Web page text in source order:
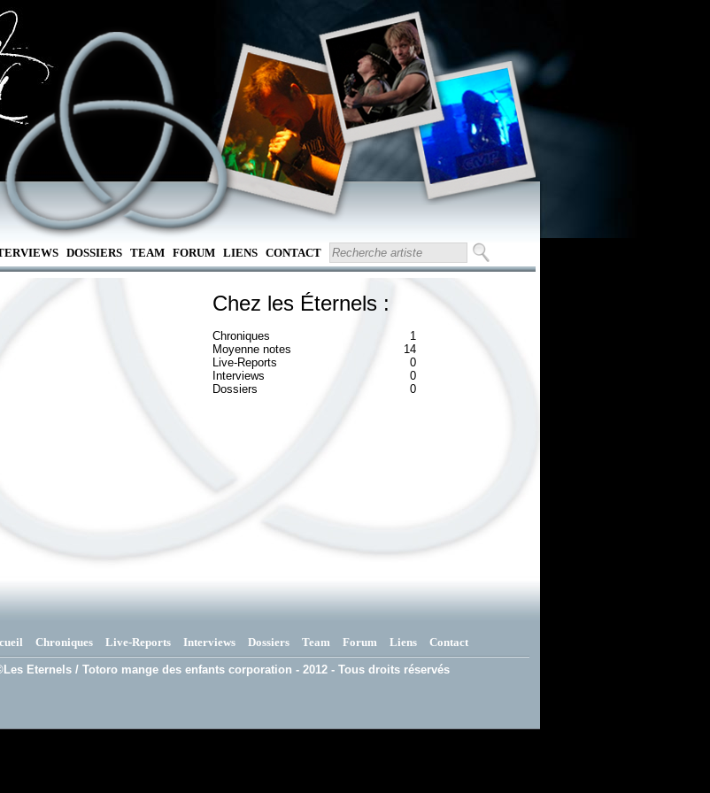
DOSSIERS TEAM FORUM LIENS CONTACT
Chez les Éternels :
Chroniques
1
Moyenne notes
14
Live-Reports
0
Interviews
0
Dossiers
0
Chroniques Live-Reports Interviews Dossiers Team Forum Liens Contact
Eternels / Totoro mange des enfants corporation - 2012 - Tous droits réservés